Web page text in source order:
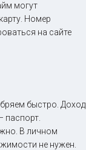
могут
Номер
на сайте
быстро. Доход
паспорт.
В личном
не нужен.